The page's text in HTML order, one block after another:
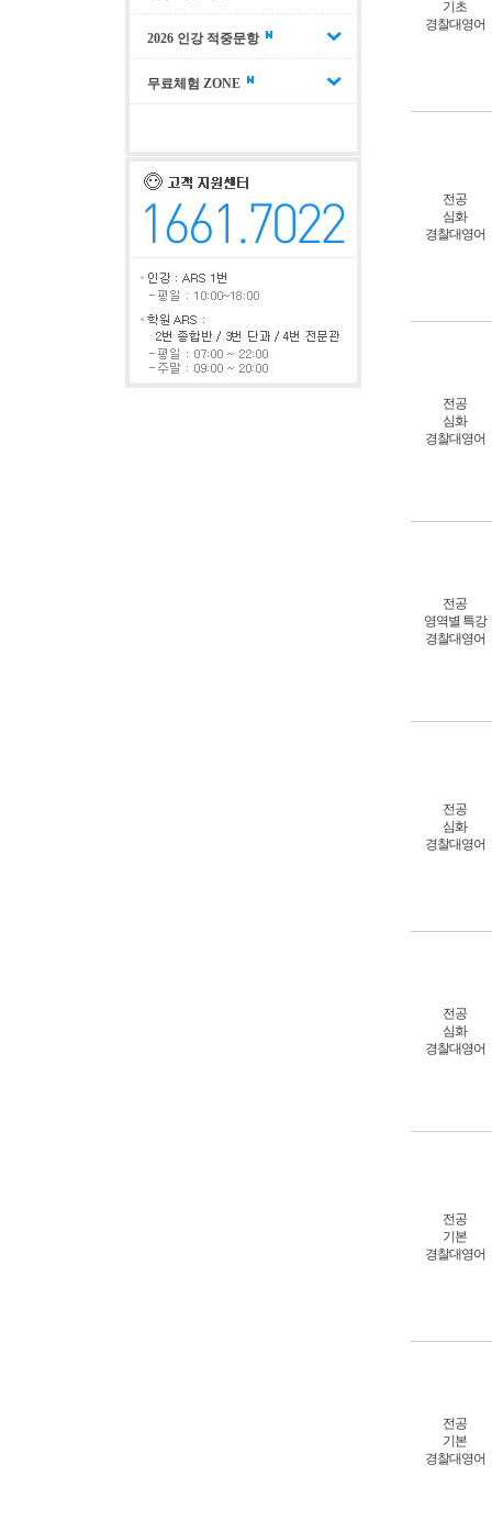
2026 인강 적중문항
무료체험 ZONE
기초
경찰대영어
전공
심화
경찰대영어
전공
심화
경찰대영어
전공
영역별 특강
경찰대영어
전공
심화
경찰대영어
전공
심화
경찰대영어
전공
기본
경찰대영어
전공
기본
경찰대영어